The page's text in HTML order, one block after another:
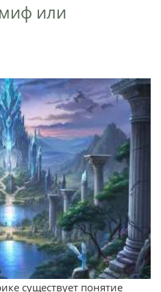
или
существует понятие